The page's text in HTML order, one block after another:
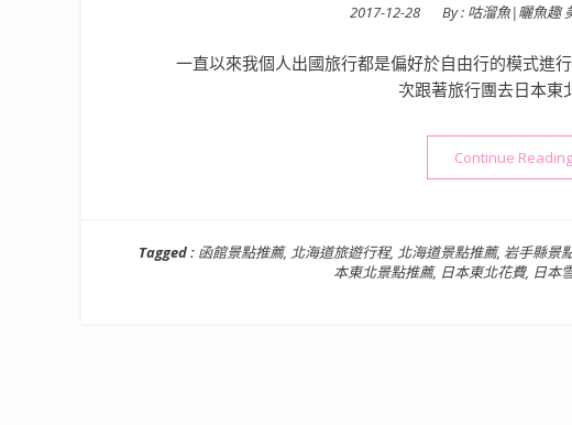
Posted
2017-12-28 By : 咕溜魚|曬魚趣
一直以來我個人出國旅行都是偏好於自由行的模式進
次跟著旅行團去日本東
Continue Reading
Tagged : 函館景點推薦, 北海道旅遊行程, 北海道景點推薦, 岩手縣景
本東北景點推薦, 日本東北花費, 日本